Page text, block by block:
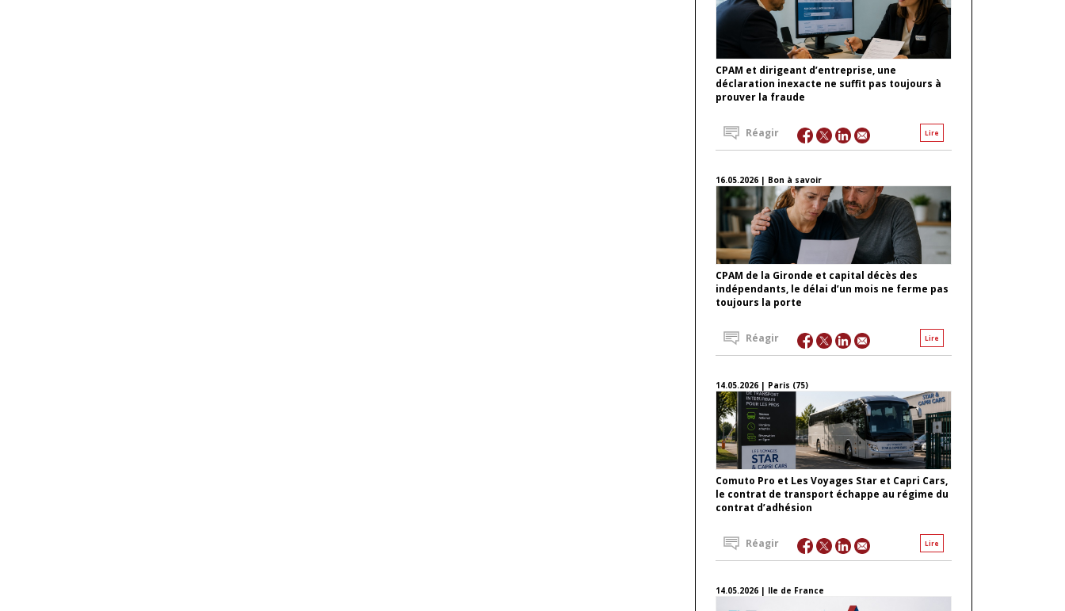
CPAM et dirigeant d’entreprise, une
déclaration inexacte ne suffit pas toujours à
prouver la fraude
Lire
Réagir
16.05.2026 | Bon à savoir
CPAM de la Gironde et capital décès des
indépendants, le délai d’un mois ne ferme pas
toujours la porte
Lire
Réagir
14.05.2026 | Paris (75)
Comuto Pro et Les Voyages Star et Capri Cars,
le contrat de transport échappe au régime du
contrat d’adhésion
Lire
Réagir
14.05.2026 | Ile de France